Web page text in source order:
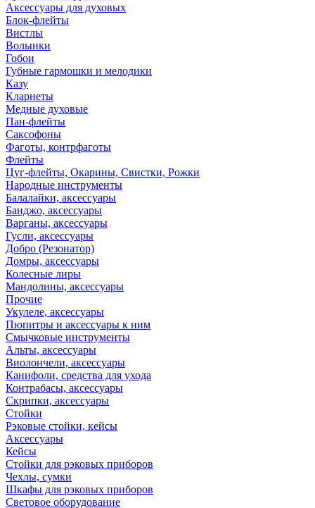
Аксессуары для духовых
Блок-флейты
Вистлы
Волынки
Гобои
Губные гармошки и мелодики
Казу
Кларнеты
Медные духовые
Пан-флейты
Саксофоны
Фаготы, контрфаготы
Флейты
Цуг-флейты, Окарины, Свистки, Рожки
Народные инструменты
Балалайки, аксессуары
Банджо, аксессуары
Варганы, аксессуары
Гусли, аксессуары
Добро (Резонатор)
Домры, аксессуары
Колесные лиры
Мандолины, аксессуары
Прочие
Укулеле, аксессуары
Пюпитры и аксессуары к ним
Смычковые инструменты
Альты, аксессуары
Виолончели, аксессуары
Канифоли, средства для ухода
Контрабасы, аксессуары
Скрипки, аксессуары
Стойки
Рэковые стойки, кейсы
Аксессуары
Кейсы
Стойки для рэковых приборов
Чехлы, сумки
Шкафы для рэковых приборов
Световое оборудование